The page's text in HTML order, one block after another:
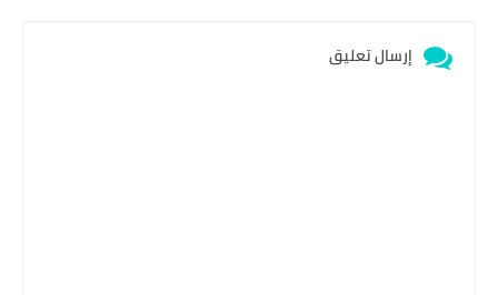
إرسال تعليق